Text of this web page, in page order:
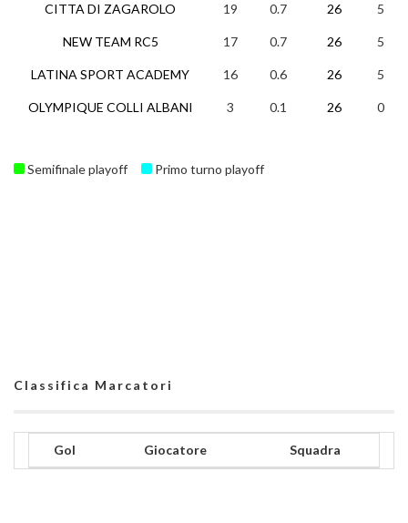
CITTA DI ZAGAROLO
NEW TEAM RC5
LATINA SPORT ACADEMY
OLYMPIQUE COLLI ALBANI
19 0.7 26 5
17 0.7 26 5
16 0.6 26 5
3 0.1 26 0
Semifinale playoff Primo turno playoff
Classifica Marcatori
Gol Giocatore Squadra